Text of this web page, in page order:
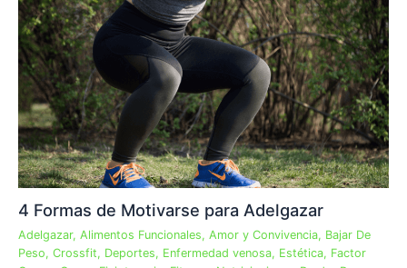
4 Formas de Motivarse para Adelgazar
Adelgazar, Alimentos Funcionales, Amor y Convivencia, Bajar De
Peso, Crossfit, Deportes, Enfermedad venosa, Estética, Factor